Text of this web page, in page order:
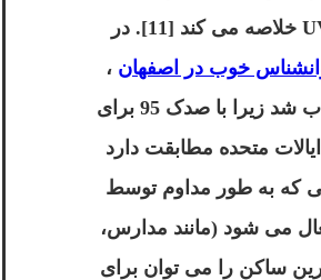
سیستم های UVGI خلاصه می کند [11]. در
خوب در اصفهان ،
قد 1.73 متر انتخاب شد زیرا با صدک 95 برای
متحده مطابقت دارد
که به طور مداوم توسط
می شود (مانند مدارس،
ساکن را می توان برای